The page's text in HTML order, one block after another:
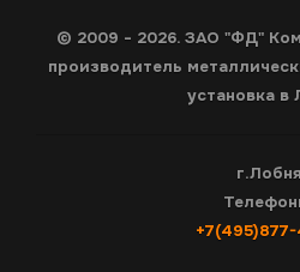
© 2009 - 2026. ЗАО "ФД"
производитель
установка в
г.Лобня
+7(495)877-